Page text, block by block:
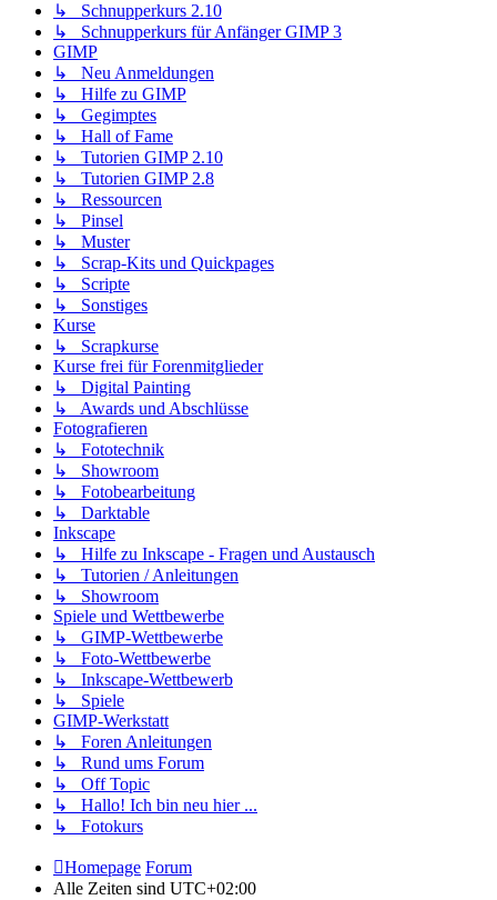
↳ Schnupperkurs 2.10
↳ Schnupperkurs für Anfänger GIMP 3
GIMP
↳ Neu Anmeldungen
↳ Hilfe zu GIMP
↳ Gegimptes
↳ Hall of Fame
↳ Tutorien GIMP 2.10
↳ Tutorien GIMP 2.8
↳ Ressourcen
↳ Pinsel
↳ Muster
↳ Scrap-Kits und Quickpages
↳ Scripte
↳ Sonstiges
Kurse
↳ Scrapkurse
Kurse frei für Forenmitglieder
↳ Digital Painting
↳ Awards und Abschlüsse
Fotografieren
↳ Fototechnik
↳ Showroom
↳ Fotobearbeitung
↳ Darktable
Inkscape
↳ Hilfe zu Inkscape - Fragen und Austausch
↳ Tutorien / Anleitungen
↳ Showroom
Spiele und Wettbewerbe
↳ GIMP-Wettbewerbe
↳ Foto-Wettbewerbe
↳ Inkscape-Wettbewerb
↳ Spiele
GIMP-Werkstatt
↳ Foren Anleitungen
↳ Rund ums Forum
↳ Off Topic
↳ Hallo! Ich bin neu hier ...
↳ Fotokurs
Homepage Forum
Alle Zeiten sind UTC+02:00